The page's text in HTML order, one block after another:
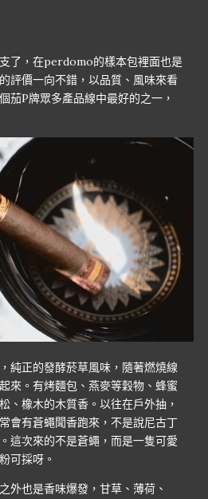
了，在perdomo的樣本包裡面也是
評價一向不錯，以品質、風味來看
茄P牌眾多產品線中最好的之一，
純正的發酵菸草風味，隨著燃燒線
來。有烤麵包、燕麥等穀物、蜂蜜
、橡木的木質香。以往在戶外抽，
會有蒼蠅聞香跑來，不是說尼古丁
這次來的不是蒼蠅，而是一隻可愛
可採呀。
外也是香味爆發，甘草、薄荷、